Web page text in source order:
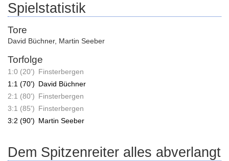
Spielstatistik
Tore
David Büchner, Martin Seeber
Torfolge
1:0 (20') Finsterbergen
1:1 (70') David Büchner
2:1 (80') Finsterbergen
3:1 (85') Finsterbergen
3:2 (90') Martin Seeber
Dem Spitzenreiter alles abverlangt